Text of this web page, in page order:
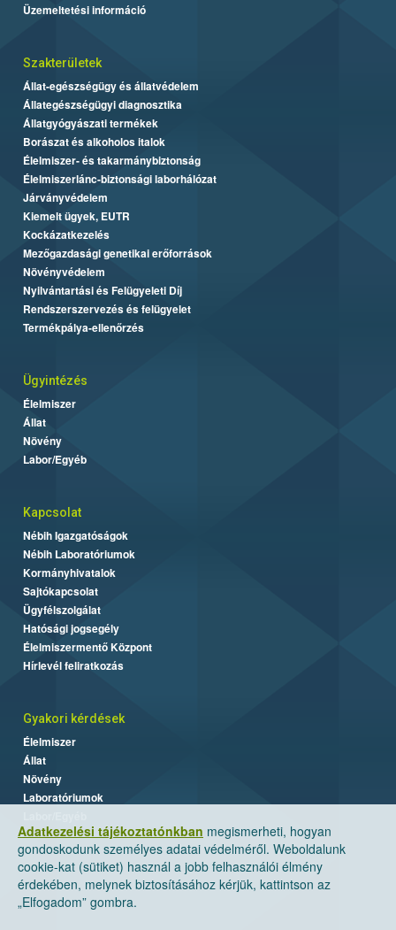
Adatkezelési tájékoztatónkban megismerheti, hogyan
gondoskodunk személyes adatai védelméről. Weboldalunk
cookie-kat (sütiket) használ a jobb felhasználói élmény
érdekében, melynek biztosításához kérjük, kattintson az
„Elfogadom” gombra.
Üzemeltetési információ
Szakterületek
Állat-egészségügy és állatvédelem
Állategészségügyi diagnosztika
Állatgyógyászati termékek
Borászat és alkoholos italok
Élelmiszer- és takarmánybiztonság
Élelmiszerlánc-biztonsági laborhálózat
Járványvédelem
Kiemelt ügyek, EUTR
Kockázatkezelés
Mezőgazdasági genetikai erőforrások
Növényvédelem
Nyilvántartási és Felügyeleti Díj
Rendszerszervezés és felügyelet
Termékpálya-ellenőrzés
Ügyintézés
Élelmiszer
Állat
Növény
Labor/Egyéb
Kapcsolat
Nébih Igazgatóságok
Nébih Laboratóriumok
Kormányhivatalok
Sajtókapcsolat
Ügyfélszolgálat
Hatósági jogsegély
Élelmiszermentő Központ
Hírlevél feliratkozás
Gyakori kérdések
Élelmiszer
Állat
Növény
Laboratóriumok